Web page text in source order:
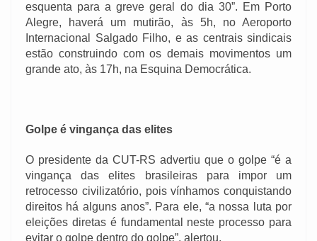
esquenta para a greve geral do dia 30”. Em Porto
Alegre, haverá um mutirão, às 5h, no Aeroporto
Internacional Salgado Filho, e as centrais sindicais
estão construindo com os demais movimentos um
grande ato, às 17h, na Esquina Democrática.
Golpe é vingança das elites
O presidente da CUT-RS advertiu que o golpe “é a
vingança das elites brasileiras para impor um
retrocesso civilizatório, pois vínhamos conquistando
direitos há alguns anos”. Para ele, “a nossa luta por
eleições diretas é fundamental neste processo para
evitar o golpe dentro do golpe”, alertou.